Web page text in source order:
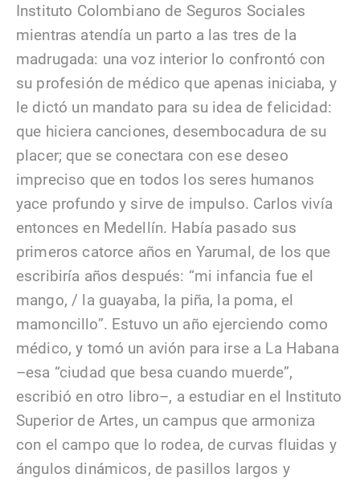
Instituto Colombiano de Seguros Sociales
mientras atendía un parto a las tres de la
madrugada: una voz interior lo confrontó con
su profesión de médico que apenas iniciaba, y
le dictó un mandato para su idea de felicidad:
que hiciera canciones, desembocadura de su
placer; que se conectara con ese deseo
impreciso que en todos los seres humanos
yace profundo y sirve de impulso. Carlos vivía
entonces en Medellín. Había pasado sus
primeros catorce años en Yarumal, de los que
escribiría años después: “mi infancia fue el
mango, / la guayaba, la piña, la poma, el
mamoncillo”. Estuvo un año ejerciendo como
médico, y tomó un avión para irse a La Habana
–esa “ciudad que besa cuando muerde”,
escribió en otro libro–, a estudiar en el Instituto
Superior de Artes, un campus que armoniza
con el campo que lo rodea, de curvas fluidas y
ángulos dinámicos, de pasillos largos y